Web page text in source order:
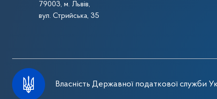
79003, м. Львів,
вул. Стрийська, 35
Власність Державної податкової служби